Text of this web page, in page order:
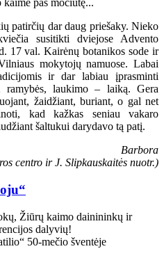
kaime pas močiutę...
patirčių dar daug priešaky. Nieko
susitikti dviejose Advento
17 val. Kairėnų botanikos sode ir
mokytojų namuose. Labai
ir dar labiau įprasminti
ramybės, laukimo – laiką. Gera
žaidžiant, buriant, o gal net
kad kažkas seniau vakaro
šaltukui darydavo tą patį.
Barbora
centro ir J. Slipkauskaitės nuotr.)